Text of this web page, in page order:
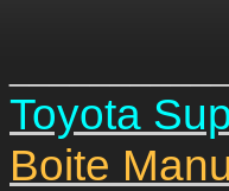
Toyota
Boite